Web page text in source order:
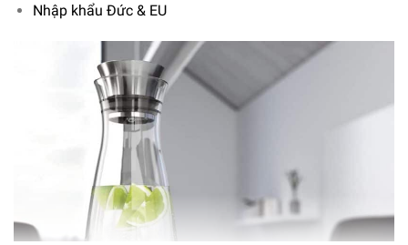
Nhập khẩu Đức & EU